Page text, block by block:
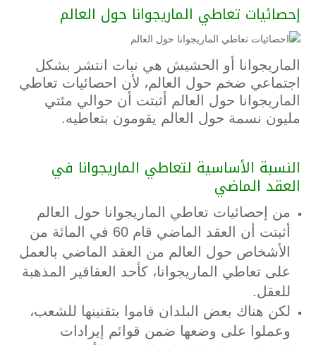
إحصائيات تعاطي الماريجوانا حول العالم
الماريجوانا أو الحشيش هي نبات انتشر بشكل
اجتماعي ضخم حول العالم، لأن احصائيات تعاطي
الماريجوانا حول العالم أثبتت أن حوالي مئتي
مليون نسمة حول العالم يقومون بتعاطيه.
النسبة الأساسية لتعاطي الماريجوانا في
العقد الماضي
من إحصائيات تعاطي الماريجوانا حول العالم
أثبتت أن العقد الماضي قام 60 في المائة من
الأشخاص حول العالم من العقد الماضي بالعمل
على تعاطي الماريجوانا، كأحد العقاقير المذهبة
للعقل.
لكن هناك بعض البلدان قاموا بتقنينها للشعب،
وعملوا على وضعها ضمن قوائم إيرادات